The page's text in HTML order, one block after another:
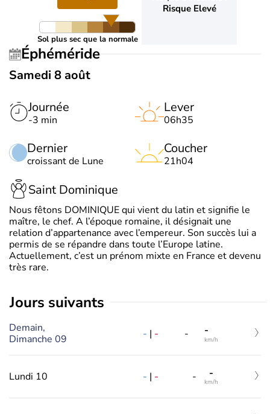
Sol plus sec que la normale
Risque Elevé
Éphéméride
Samedi 8 août
Journée
-3 min
Dernier
croissant de Lune
Lever
06h35
Coucher
21h04
Saint Dominique
Nous fêtons DOMINIQUE qui vient du latin et signifie le
maître, le chef. A l’époque romaine, il désignait une
relation d’appartenance avec l’empereur. Son succès lui a
permis de se répandre dans toute l’Europe latine.
Actuellement, c’est un prénom mixte en France et devenu
très rare.
jours suivants
Demain,
Dimanche 09
- | - - -
km/h
Lundi 10 - | - - -
km/h